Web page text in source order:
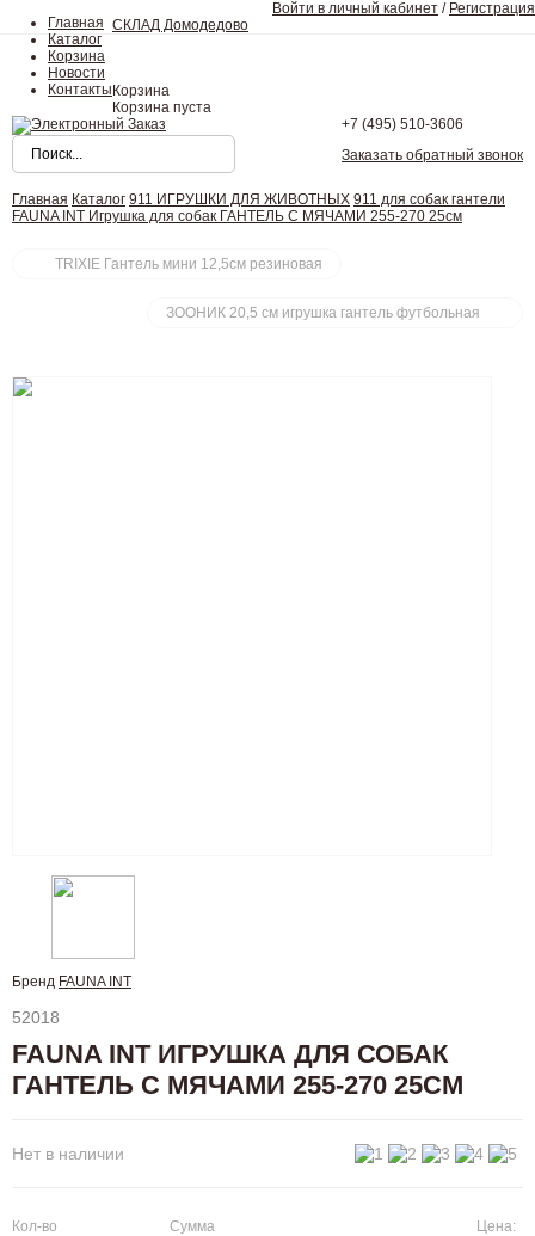
Главная
Каталог
Корзина
Новости
Контакты
Войти в личный кабинет / Регистрация
СКЛАД Домодедово
Корзина
Корзина пуста
+7 (495) 510-3606
Заказать обратный звонок
Главная Каталог 911 ИГРУШКИ ДЛЯ ЖИВОТНЫХ 911 для собак гантели
FAUNA INT Игрушка для собак ГАНТЕЛЬ С МЯЧАМИ 255-270 25см
TRIXIE Гантель мини 12,5см резиновая
ЗООНИК 20,5 см игрушка гантель футбольная
Бренд FAUNA INT
52018
FAUNA INT ИГРУШКА ДЛЯ СОБАК
ГАНТЕЛЬ С МЯЧАМИ 255-270 25СМ
Нет в наличии
Кол-во Сумма Цена: